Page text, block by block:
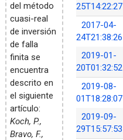
del método
cuasi-real
de inversión
de falla
finita se
encuentra
descrito en
el siguiente
artículo:
Koch, P.,
Bravo, F.,
25T14:22:27
2017-04-
24T21:38:26
2019-01-
20T01:32:52
2019-08-
01T18:28:07
2019-09-
29T15:57:53